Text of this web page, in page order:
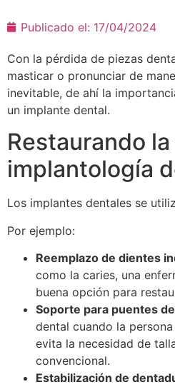
Publicado el: 17/04/2024
Con la pérdida de piezas
masticar o pronunciar de
inevitable, de ahí la
un implante dental.
Restaurando
implantología
Los implantes dentales se
Por ejemplo:
Reemplazo de dientes
como la caries, una
buena opción para
Soporte para puentes
dental cuando la
evita la necesidad de
convencional.
Estabilización de